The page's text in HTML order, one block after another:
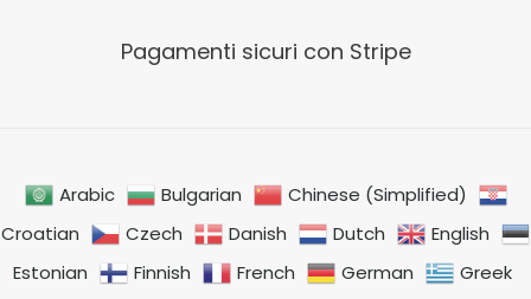
Pagamenti sicuri con Stripe
Arabic Bulgarian
Chinese (Simplified)
Croatian
Czech Danish Dutch
English
Estonian
Finnish French German Greek